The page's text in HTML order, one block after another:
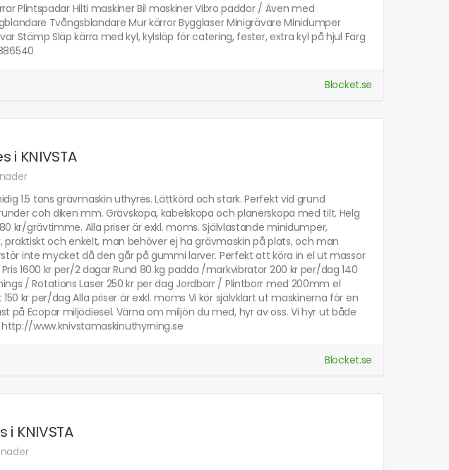
Plintspadar Hilti maskiner Bil maskiner Vibro paddor / Även med
Tvångsblandare Mur kärror Bygglaser Minigrävare Minidumper
Stämp Släp kärra med kyl, kylsläp för catering, fester, extra kyl på hjul Färg
Blocket.se
i KNIVSTA
1.5 tons grävmaskin uthyres. Lättkörd och stark. Perfekt vid grund
coh diken mm. Grävskopa, kabelskopa och planerskopa med tilt. Helg
kr/grävtimme. Alla priser är exkl. moms. Självlastande minidumper,
och enkelt, man behöver ej ha grävmaskin på plats, och man
inte mycket då den går på gummi larver. Perfekt att köra in el ut massor
1600 kr per/2 dagar Rund 80 kg padda /markvibrator 200 kr per/dag 140
/ Rotations Laser 250 kr per dag Jordborr / Plintborr med 200mm el
kr per/dag Alla priser är exkl. moms Vi kör självklart ut maskinerna för en
på Ecopar miljödiesel. Värna om miljön du med, hyr av oss. Vi hyr ut både
www.knivstamaskinuthyrning.se
Blocket.se
KNIVSTA